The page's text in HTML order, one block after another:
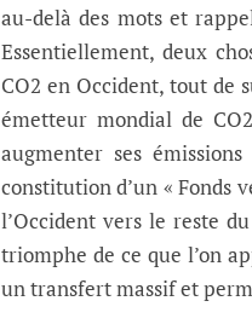
au-delà des mots et
Essentiellement, deux
CO2 en Occident, tout de
émetteur mondial de
augmenter ses
constitution d’un « Fonds
l’Occident vers le reste
triomphe de ce que l’on
un transfert massif et